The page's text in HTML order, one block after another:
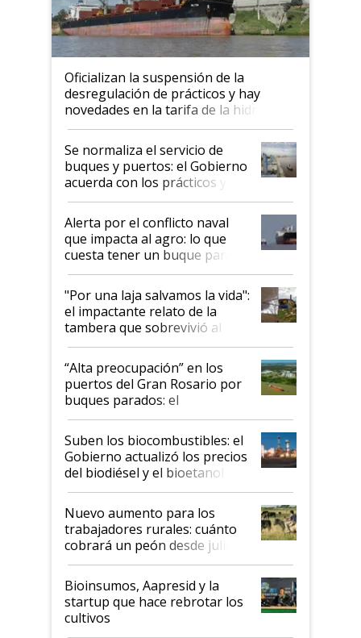
Oficializan la suspensión de la
desregulación de prácticos y hay
novedades en la tarifa de la hidrovía
Se normaliza el servicio de
buques y puertos: el Gobierno
acuerda con los prácticos y
suspende el decreto de
desregulación
Alerta por el conflicto naval
que impacta al agro: lo que
cuesta tener un buque parado
y el peligro de que Argentina
pase a ser "país sucio"
"Por una laja salvamos la vida":
el impactante relato de la
tambera que sobrevivió al
tornado
“Alta preocupación” en los
puertos del Gran Rosario por
buques parados: el
funcionamiento de las
exportadoras en tensión tras
la medida de fuerza de los
prácticos
Suben los biocombustibles: el
Gobierno actualizó los precios
del biodiésel y el bioetanol
Nuevo aumento para los
trabajadores rurales: cuánto
cobrará un peón desde julio
Bioinsumos, Aapresid y la
startup que hace rebrotar los
cultivos